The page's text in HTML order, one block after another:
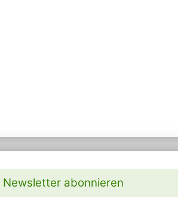
Newsletter abonnieren